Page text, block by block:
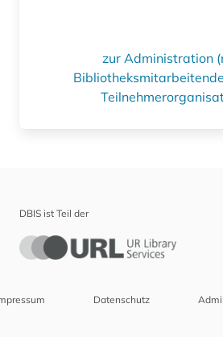
zur Administration
DBIS ist Teil der
Datenschutz